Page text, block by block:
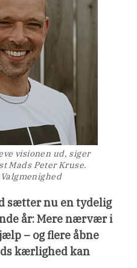
visionen ud, siger
Mads Peter Kruse.
sætter nu en tydelig
år: Mere nærvær i
– og flere åbne
kærlighed kan